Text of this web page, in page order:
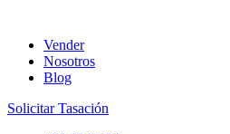
Vender
Nosotros
Blog
Solicitar Tasación